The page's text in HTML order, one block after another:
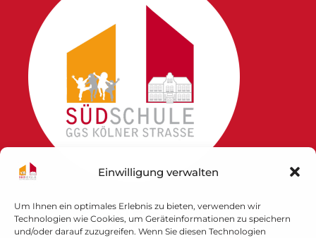
Einwilligung verwalten
Um Ihnen ein optimales Erlebnis zu bieten, verwenden wir
Technologien wie Cookies, um Geräteinformationen zu speichern
und/oder darauf zuzugreifen. Wenn Sie diesen Technologien